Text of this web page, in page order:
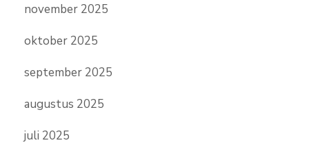
november 2025
oktober 2025
september 2025
augustus 2025
juli 2025